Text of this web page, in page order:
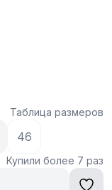
Таблица размеров
46
Купили более 7 раз